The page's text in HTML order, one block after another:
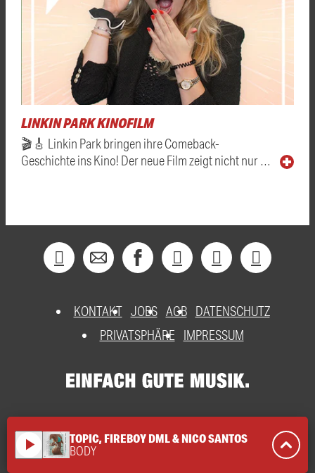
LINKIN PARK KINOFILM
🎬🎸 Linkin Park bringen ihre Comeback-
Geschichte ins Kino! Der neue Film zeigt nicht nur …
KONTAKT JOBS AGB DATENSCHUTZ
PRIVATSPHÄRE
IMPRESSUM
play_arrow TOPIC, FIREBOY DML & NICO SANTOS
BODY